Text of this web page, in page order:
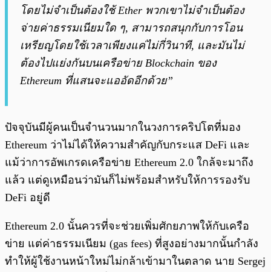
โดยไม่จำเป็นต้องใช้ Ether พวกเขาไม่จำเป็นต้อง
จ่ายค่าธรรมเนียมใด ๆ, สามารถสนุกกับการโอน
เหรียญโดยใช้เวลาเพียงแค่ไม่กี่วินาที, และมันไม่
ต้องไปแย่งกันบนเครือข่าย Blockchain ของ
Ethereum ที่แสนจะแออัดอีกด้วย”
ปัจจุบันมีผู้คนเป็นจำนวนมากในวงการคริปโตที่มอง
Ethereum ว่าไม่ได้ให้ความสำคัญกับกระแส DeFi และ
แม้ว่าการอัพเกรดเครือข่าย Ethereum 2.0 ใกล้จะมาถึง
แล้ว แต่ดูเหมือนว่ามันก็ไม่พร้อมสำหรับให้การรองรับ
DeFi อยู่ดี
Ethereum 2.0 นั้นควรที่จะช่วยเพิ่มศักยภาพให้กับเครือ
ข่าย แต่ค่าธรรมเนียม (gas fees) ที่สูงอย่างมากนั้นกำลัง
ทำให้ผู้ใช้งานหน้าใหม่ไม่กล้าเข้ามาในตลาด นาย Sergej